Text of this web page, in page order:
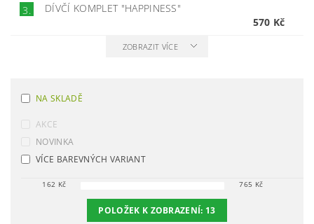
3.
DÍVČÍ KOMPLET "HAPPINESS"
570 Kč
ZOBRAZIT VÍCE
NA SKLADĚ
AKCE
NOVINKA
VÍCE BAREVNÝCH VARIANT
162 Kč 765 Kč
POLOŽEK K ZOBRAZENÍ: 13